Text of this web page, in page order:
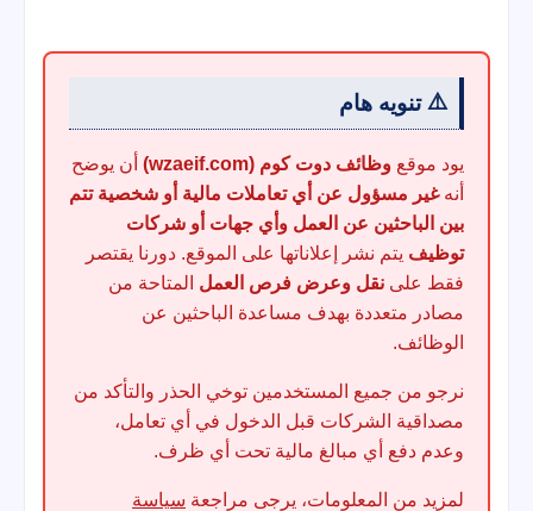
⚠️تنويه هام
يود موقع وظائف دوت كوم (wzaeif.com)
أن يوضح
أنهغير مسؤول عن أي تعاملات مالية أو شخصية تتم
بين الباحثين عن العمل وأي جهات أو شركات
توظيف يتم نشر إعلاناتها على الموقع. دورنا يقتصر
فقط على نقل وعرض فرص العمل المتاحة من
مصادر متعددة بهدف مساعدة الباحثين عن
الوظائف.
نرجو من جميع المستخدمين توخي الحذر والتأكد من
مصداقية الشركات قبل الدخول في أي تعامل،
وعدم دفع أي مبالغ مالية تحت أي ظرف.
لمزيد من المعلومات، يرجى مراجعة سياسة